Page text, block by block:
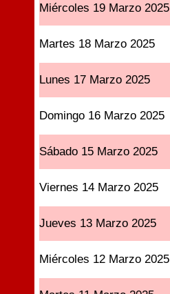
Miércoles 19 Marzo 2025
Martes 18 Marzo 2025
Lunes 17 Marzo 2025
Domingo 16 Marzo 2025
Sábado 15 Marzo 2025
Viernes 14 Marzo 2025
Jueves 13 Marzo 2025
Miércoles 12 Marzo 2025